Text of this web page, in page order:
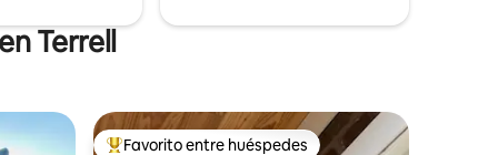
Terrell
Favorito entre huéspedes